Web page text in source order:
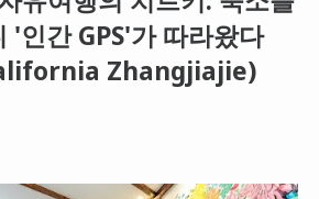
'인간 GPS'가 따라왔다
Zhangjiajie)